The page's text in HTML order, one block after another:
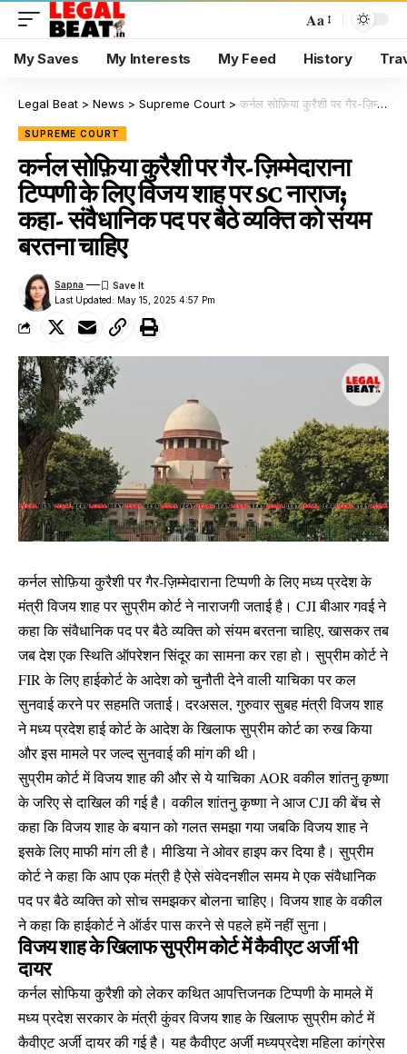
Aa
My Saves My Interests My Feed History
Legal Beat > News > Supreme Court > कर्नल सोफ़िया कुरैशी पर गैर-ज़िम्मेदाराना टिप्पणी के लिए विजय शाह पर SC नाराज; कहा- संवैधानिक पद पर बैठे व्यक्ति को संयम बरतना चाहिए
SUPREME COURT
कर्नल सोफ़िया कुरैशी पर गैर-ज़िम्मेदाराना
टिप्पणी के लिए विजय शाह पर SC नाराज;
कहा- संवैधानिक पद पर बैठे व्यक्ति को संयम
बरतना चाहिए
Last Updated: May 15, 2025 4:57 Pm
Sapna
कर्नल सोफ़िया कुरैशी पर गैर-ज़िम्मेदाराना टिप्पणी के लिए मध्य प्रदेश के
मंत्री विजय शाह पर सुप्रीम कोर्ट ने नाराजगी जताई है। CJI बीआर गवई ने
कहा कि संवैधानिक पद पर बैठे व्यक्ति को संयम बरतना चाहिए, खासकर तब
जब देश एक स्थिति ऑपरेशन सिंदूर का सामना कर रहा हो। सुप्रीम कोर्ट ने
FIR के लिए हाईकोर्ट के आदेश को चुनौती देने वाली याचिका पर कल
सुनवाई करने पर सहमति जताई। दरअसल, गुरुवार सुबह मंत्री विजय शाह
ने मध्य प्रदेश हाई कोर्ट के आदेश के खिलाफ सुप्रीम कोर्ट का रुख किया
और इस मामले पर जल्द सुनवाई की मांग की थी।
सुप्रीम कोर्ट में विजय शाह की और से ये याचिका AOR वकील शांतनु कृष्णा
के जरिए से दाखिल की गई है। वकील शांतनु कृष्णा ने आज CJI की बेंच से
कहा कि विजय शाह के बयान को गलत समझा गया जबकि विजय शाह ने
इसके लिए माफी मांग ली है। मीडिया ने ओवर हाइप कर दिया है। सुप्रीम
कोर्ट ने कहा कि आप एक मंत्री है ऐसे संवेदनशील समय मे एक संवैधानिक
पद पर बैठे व्यक्ति को सोच समझकर बोलना चाहिए। विजय शाह के वकील
ने कहा कि हाईकोर्ट ने ऑर्डर पास करने से पहले हमें नहीं सुना।
विजय शाह के खिलाफ सुप्रीम कोर्ट में कैवीएट अर्जी भी
दायर
कर्नल सोफिया कुरैशी को लेकर कथित आपत्तिजनक टिप्पणी के मामले में
मध्य प्रदेश सरकार के मंत्री कुंवर विजय शाह के खिलाफ सुप्रीम कोर्ट में
कैवीएट अर्जी दायर की गई है। यह कैवीएट अर्जी मध्यप्रदेश महिला कांग्रेस